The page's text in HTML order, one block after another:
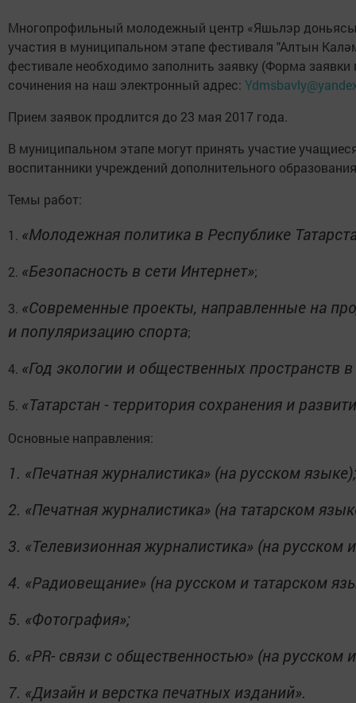
Многопрофильный молодежный центр «Яшьлэр
участия в муниципальном этапе фестиваля "Алтын
фестивале необходимо заполнить заявку (Форма
сочинения на наш электронный адрес:
Прием заявок продлится до 23 мая 2017 года.
В муниципальном этапе могут принять участие
воспитанники учреждений дополнительного
Темы работ:
1. «Молодежная политика в Республике
2. «Безопасность в сети Интернет»;
3. «Современные проекты, направленные на
и популяризацию спорта;
4. «Год экологии и общественных пространств
5. «Татарстан - территория сохранения и
Основные направления:
1. «Печатная журналистика» (на русском языке);
2. «Печатная журналистика» (на татарском
3. «Телевизионная журналистика» (на русском
4. «Радиовещание» (на русском и татарском
5. «Фотография»;
6. «PR- связи с общественностью» (на русском
7. «Дизайн и верстка печатных изданий».